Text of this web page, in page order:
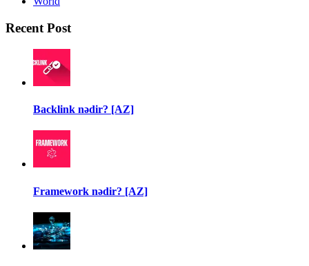
Recent Post
Backlink nədir? [AZ]
Framework nədir? [AZ]